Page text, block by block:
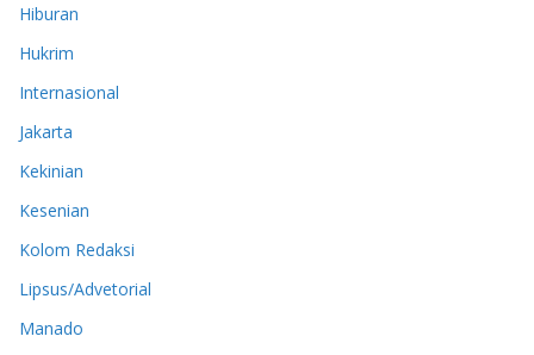
Hiburan
Hukrim
Internasional
Jakarta
Kekinian
Kesenian
Kolom Redaksi
Lipsus/Advetorial
Manado